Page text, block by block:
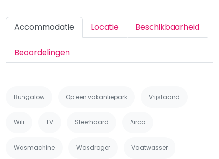
Accommodatie Locatie Beschikbaarheid
Beoordelingen
Bungalow Op een vakantiepark Vrijstaand
Wifi TV Sfeerhaard Airco
Wasmachine Wasdroger Vaatwasser